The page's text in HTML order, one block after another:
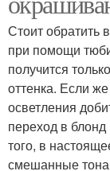
Стоит обратить
при помощи
получится
оттенка. Если
осветления
переход в
того, в
смешанные